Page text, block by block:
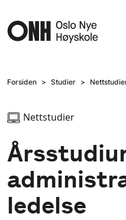
Forsiden Studier
Nettstudier
ledelse